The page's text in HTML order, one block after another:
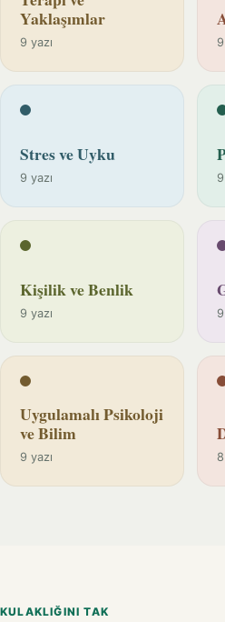
Yaklaşımlar
9 yazı
Stres ve Uyku
9 yazı
Kişilik ve Benlik
9 yazı
Uygulamalı Psikoloji
ve Bilim
9 yazı 8
KULAKLIĞINI TAK